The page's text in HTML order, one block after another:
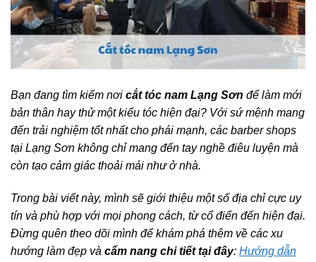
Bạn đang tìm kiếm nơi cắt tóc nam Lạng Sơn để làm mới
bản thân hay thử một kiểu tóc hiện đại? Với sứ mệnh mang
đến trải nghiệm tốt nhất cho phái mạnh, các barber shops
tại Lạng Sơn không chỉ mang đến tay nghề điêu luyện mà
còn tạo cảm giác thoải mái như ở nhà.
Trong bài viết này, mình sẽ giới thiệu một số địa chỉ cực uy
tín và phù hợp với mọi phong cách, từ cổ điển đến hiện đại.
Đừng quên theo dõi mình để khám phá thêm về các xu
hướng làm đẹp và cẩm nang chi tiết tại đây: Hướng dẫn